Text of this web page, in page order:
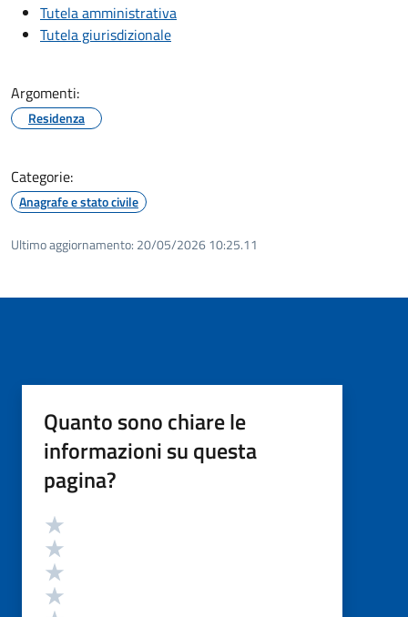
Tutela amministrativa
Tutela giurisdizionale
Argomenti:
Residenza
Categorie:
Anagrafe e stato civile
Ultimo aggiornamento: 20/05/2026 10:25.11
Quanto sono chiare le
informazioni su questa
pagina?
Valutazione